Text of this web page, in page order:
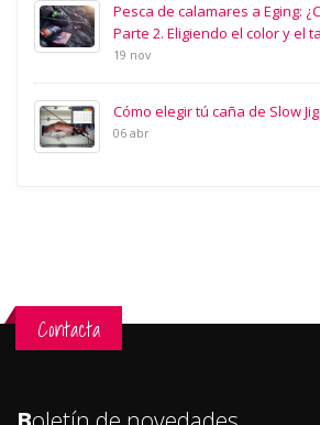
Pesca de calamares a Eging:
Parte 2. Eligiendo el color y el
19 nov
Cómo elegir tú caña de Slow
06 abr
Contacta